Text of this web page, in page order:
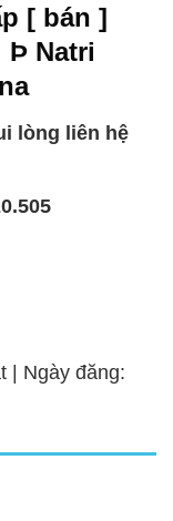
[ bán ]
Þ Natri
lòng liên hệ
| Ngày đăng: